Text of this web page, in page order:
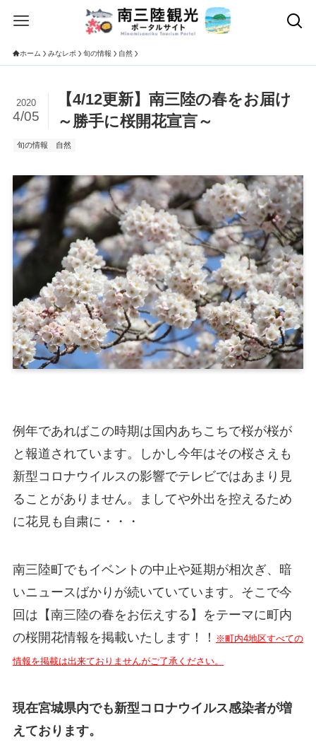
ホーム みなレポ 旬の情報 自然
【4/12更新】南三陸の春をお届け
～勝手に桜開花宣言～
2020
4/05
旬の情報 自然
例年であればこの時期は国内あちこちで桜が桜が
と報道されています。しかし今年はその桜さえも
新型コロナウイルスの影響でテレビではあまり見
ることがありません。ましてや外出を控えるため
に花見も自粛に・・・
南三陸町でもイベントの中止や延期が相次ぎ、暗
いニュースばかりが続いていています。そこで今
回は【南三陸の春をお伝えする】をテーマに町内
の桜開花情報を掲載いたします！！
※町内4地区すべての
情報を掲載は出来ておりませんがご了承ください。
現在宮城県内でも新型コロナウイルス感染者が増
えております。